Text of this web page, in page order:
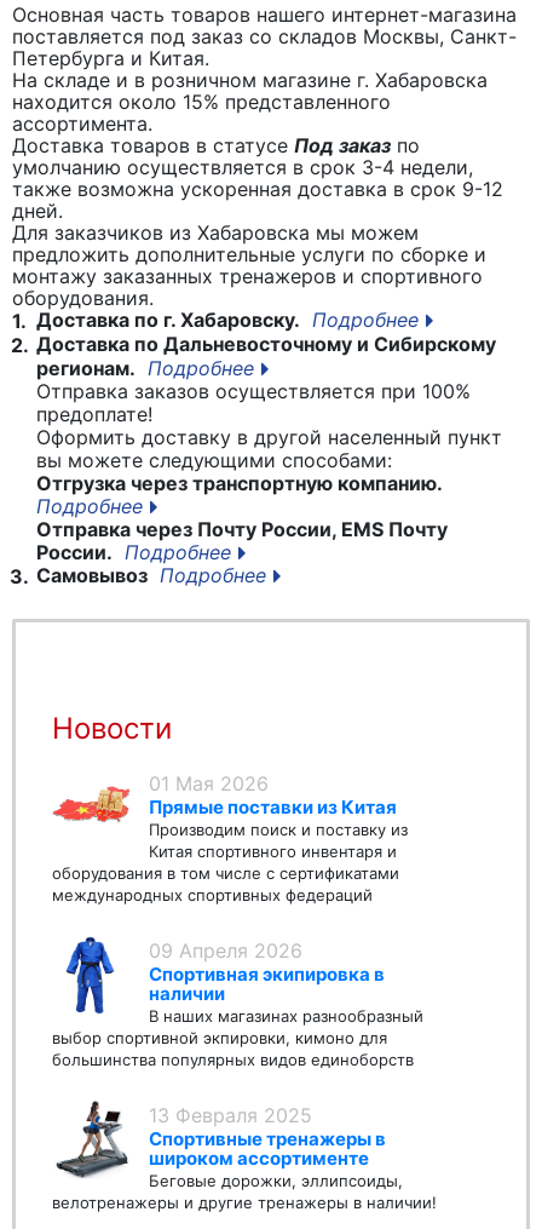
Основная часть товаров нашего интернет-магазина
поставляется под заказ со складов Москвы, Санкт-
Петербурга и Китая.
На складе и в розничном магазине г. Хабаровска
находится около 15% представленного
ассортимента.
Доставка товаров в статусе Под заказ по
умолчанию осуществляется в срок 3-4 недели,
также возможна ускоренная доставка в срок 9-12
дней.
Для заказчиков из Хабаровска мы можем
предложить дополнительные услуги по сборке и
монтажу заказанных тренажеров и спортивного
оборудования.
1. Доставка по г. Хабаровску. Подробнее
2. Доставка по Дальневосточному и Сибирскому
регионам. Подробнее
Отправка заказов осуществляется при 100%
предоплате!
Оформить доставку в другой населенный пункт
вы можете следующими способами:
Отгрузка через транспортную компанию.
Подробнее
Отправка через Почту России, EMS Почту
России. Подробнее
3. Самовывоз Подробнее
Новости
01 Мая 2026
Прямые поставки из Китая
Производим поиск и поставку из
Китая спортивного инвентаря и
оборудования в том числе с сертификатами
международных спортивных федераций
09 Апреля 2026
Спортивная экипировка в
наличии
В наших магазинах разнообразный
выбор спортивной экпировки, кимоно для
большинства популярных видов единоборств
13 Февраля 2025
Спортивные тренажеры в
широком ассортименте
Беговые дорожки, эллипсоиды,
велотренажеры и другие тренажеры в наличии!